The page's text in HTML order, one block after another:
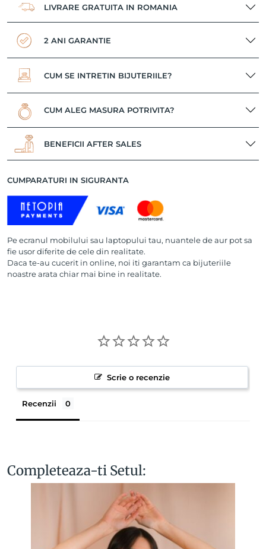
LIVRARE GRATUITA IN ROMANIA
2 ANI GARANTIE
CUM SE INTRETIN BIJUTERIILE?
CUM ALEG MASURA POTRIVITA?
BENEFICII AFTER SALES
CUMPARATURI IN SIGURANTA
Pe ecranul mobilului sau laptopului tau, nuantele de aur pot sa
fie usor diferite de cele din realitate.
Daca te-au cucerit in online, noi iti garantam ca bijuteriile
noastre arata chiar mai bine in realitate.
Scrie o recenzie
Recenzii
Completeaza-ti Setul: